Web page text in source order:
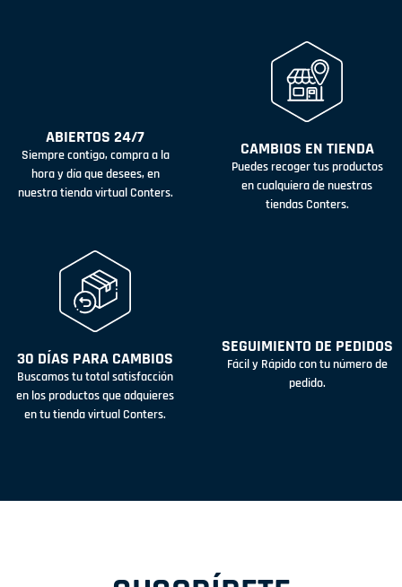
ABIERTOS 24/7
Siempre contigo, compra a la
hora y día que desees, en
nuestra tienda virtual Conters.
CAMBIOS EN TIENDA
Puedes recoger tus productos
en cualquiera de nuestras
tiendas Conters.
30 DÍAS PARA CAMBIOS
Buscamos tu total satisfacción
en los productos que adquieres
en tu tienda virtual Conters.
SEGUIMIENTO DE PEDIDOS
Fácil y Rápido con tu número de
pedido.